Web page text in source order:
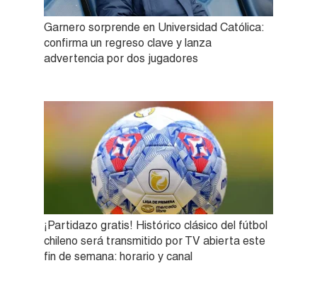
Garnero sorprende en Universidad Católica:
confirma un regreso clave y lanza
advertencia por dos jugadores
¡Partidazo gratis! Histórico clásico del fútbol
chileno será transmitido por TV abierta este
fin de semana: horario y canal